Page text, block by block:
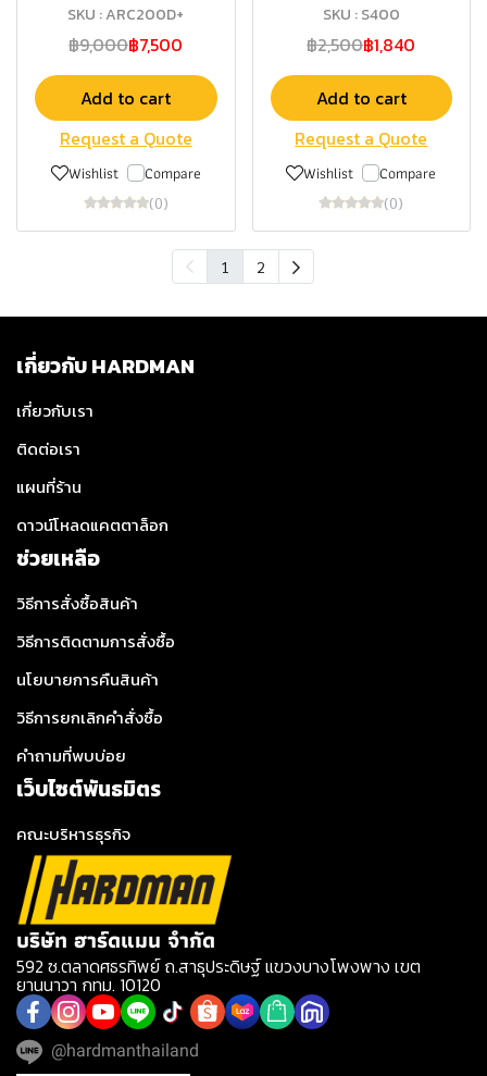
SKU : ARC200D+
฿9,000฿7,500
Add to cart
Request a Quote
Wishlist Compare
(0)
SKU : S400
฿2,500฿1,840
Add to cart
Request a Quote
Wishlist Compare
(0)
1 2
เกี่ยวกับ HARDMAN
เกี่ยวกับเรา
ติดต่อเรา
แผนที่ร้าน
ดาวน์โหลดแคตตาล็อก
ช่วยเหลือ
วิธีการสั่งซื้อสินค้า
วิธีการติดตามการสั่งซื้อ
นโยบายการคืนสินค้า
วิธีการยกเลิกคำสั่งซื้อ
คำถามที่พบบ่อย
เว็บไซต์พันธมิตร
คณะบริหารธุรกิจ
บริษัท ฮาร์ดแมน จำกัด
592 ซ.ตลาดศธรทิพย์ ถ.สาธุประดิษฐ์ แขวงบางโพงพาง เขต
ยานนาวา กทม. 10120
@hardmanthailand